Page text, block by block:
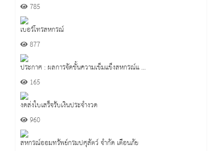
785
เบอร์โทรสหกรณ์
877
ประกาศ : ผลการจัดชั้นความเข็มแข็งสหกรณ์แ ...
165
งดส่งใบเสร็จรับเงินประจำงวด
960
สหกรณ์ออมทรัพย์กรมปศุสัตว์ จำกัด เตือนภัย